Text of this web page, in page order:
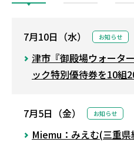
7月10日（水） お知らせ
津市『御殿場ウォータ
ック特別優待券を10組
7月5日（金） お知らせ
Miemu：みえむ(三重